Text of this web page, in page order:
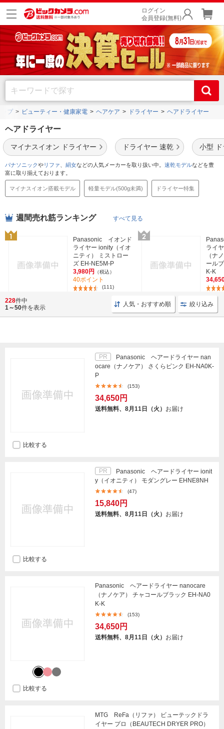
ログイン
会員登録(無料)
プ ビューティー・健康家電 ヘアケア ドライヤー ヘアドライヤー
ヘアドライヤー
マイナスイオン ドライヤー ドライヤー 速乾 小型
パナソニックやリファ 絹女などの人気メーカーを取り扱い中。 速乾モデルなどを豊
富に取り揃えております。
マイナスイオン搭載モデル 軽量モデル(500g未満) ドライヤー特集
週間売れ筋ランキング すべて見る
Panasonic イオンド
ライヤー ionity（イオ
ニティ） ミストロー
ズ EH-NE5M-P
3,980円
（税込）
40ポイント
(111)
ライ
（ナ
ール
K-K
228件中
1～50件を表示 人気・おすすめ順 絞り込み
PR
Panasonic ヘアードライヤー nan
ocare（ナノケア） さくらピンク EH-NA0K-
P
(153)
34,650円
送料無料、8月11日（火） お届け
比較する
PR
Panasonic ヘアードライヤー ionit
y（イオニティ） モダングレー EHNE8NH
(47)
15,840円
送料無料、8月11日（火） お届け
比較する
Panasonic ヘアードライヤー nanocare
（ナノケア） チャコールブラック EH-NA0
K-K
(153)
34,650円
送料無料、8月11日（火） お届け
比較する
MTG ReFa（リファ） ビューテックドラ
イヤー プロ（BEAUTECH DRYER PRO）